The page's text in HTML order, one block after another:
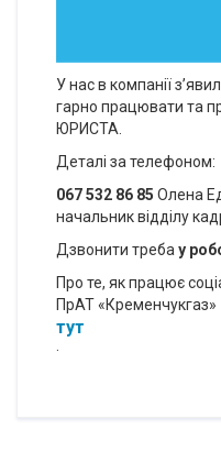
У нас в компанії
гарно працювати та
ЮРИСТА.
Деталі за телефоном:
067 532 86 85 Олена
начальник відділу
Дзвонити треба у
Про те, як працює
ПрАТ
тут